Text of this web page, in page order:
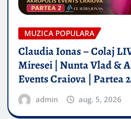
MUZICA POPULARA
Claudia Ionas – Colaj
Miresei | Nunta Vlad &
Events Craiova | Partea 2
admin aug. 5, 2026